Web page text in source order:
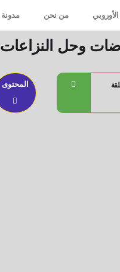
من نحن مدونة
وحل النزاعات
المحتوى